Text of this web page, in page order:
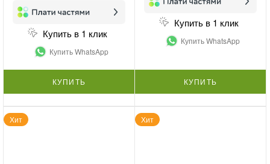
Купить в 1 клик
Купить WhatsApp
КУПИТЬ
Купить в 1 клик
Купить WhatsApp
КУПИТЬ
Хит Хит